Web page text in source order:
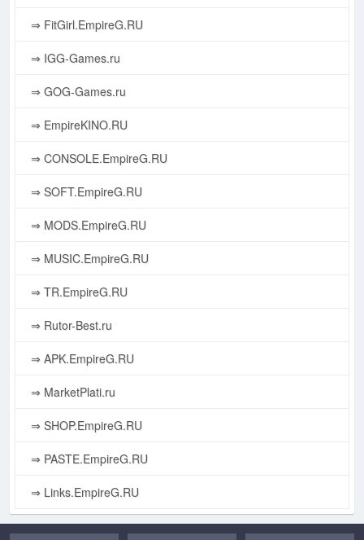
⇒ FitGirl.EmpireG.RU
⇒ IGG-Games.ru
⇒ GOG-Games.ru
⇒ EmpireKINO.RU
⇒ CONSOLE.EmpireG.RU
⇒ SOFT.EmpireG.RU
⇒ MODS.EmpireG.RU
⇒ MUSIC.EmpireG.RU
⇒ TR.EmpireG.RU
⇒ Rutor-Best.ru
⇒ APK.EmpireG.RU
⇒ MarketPlati.ru
⇒ SHOP.EmpireG.RU
⇒ PASTE.EmpireG.RU
⇒ Links.EmpireG.RU